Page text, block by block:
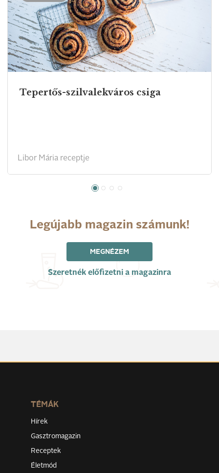
Tepertős-szilvalekváros csiga
Libor Mária receptje
Legújabb magazin számunk!
MEGNÉZEM
Szeretnék előfizetni a magazinra
TÉMÁK
Hírek
Gasztromagazin
Receptek
Életmód